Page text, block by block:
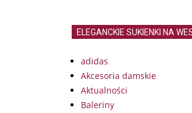
ELEGANCKIE SUKIENKI NA
adidas
Akcesoria damskie
Aktualności
Baleriny